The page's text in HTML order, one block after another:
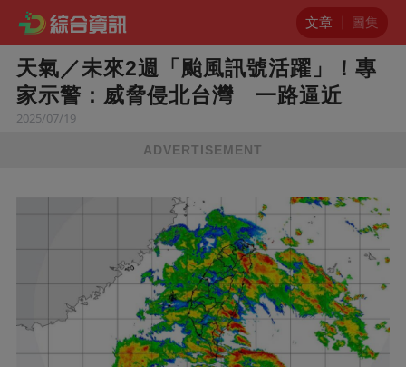
文章 圖集
天氣／未來2週「颱風訊號活躍」！專
家示警：威脅侵北台灣 一路逼近
2025/07/19
ADVERTISEMENT